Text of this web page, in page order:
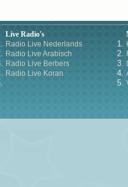
Live Radio's
Radio Live Nederlands
Radio Live Arabisch
Radio Live Berbers
Radio Live Koran